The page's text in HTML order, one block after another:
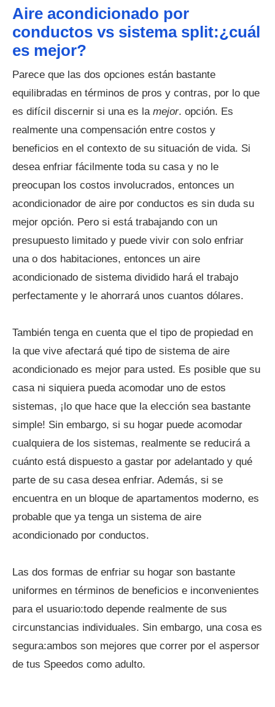
Aire acondicionado por
conductos vs sistema split:¿cuál
es mejor?
Parece que las dos opciones están bastante
equilibradas en términos de pros y contras, por lo que
es difícil discernir si una es la mejor. opción. Es
realmente una compensación entre costos y
beneficios en el contexto de su situación de vida. Si
desea enfriar fácilmente toda su casa y no le
preocupan los costos involucrados, entonces un
acondicionador de aire por conductos es sin duda su
mejor opción. Pero si está trabajando con un
presupuesto limitado y puede vivir con solo enfriar
una o dos habitaciones, entonces un aire
acondicionado de sistema dividido hará el trabajo
perfectamente y le ahorrará unos cuantos dólares.
También tenga en cuenta que el tipo de propiedad en
la que vive afectará qué tipo de sistema de aire
acondicionado es mejor para usted. Es posible que su
casa ni siquiera pueda acomodar uno de estos
sistemas, ¡lo que hace que la elección sea bastante
simple! Sin embargo, si su hogar puede acomodar
cualquiera de los sistemas, realmente se reducirá a
cuánto está dispuesto a gastar por adelantado y qué
parte de su casa desea enfriar. Además, si se
encuentra en un bloque de apartamentos moderno, es
probable que ya tenga un sistema de aire
acondicionado por conductos.
Las dos formas de enfriar su hogar son bastante
uniformes en términos de beneficios e inconvenientes
para el usuario:todo depende realmente de sus
circunstancias individuales. Sin embargo, una cosa es
segura:ambos son mejores que correr por el aspersor
de tus Speedos como adulto.